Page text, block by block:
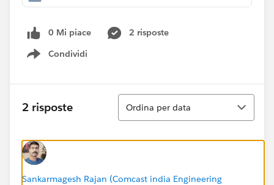
0 Mi piace
2 risposte
Condividi
Show menu
2 risposte
Ordina
Ordina per data
Sankarmagesh Rajan (Comcast india Engineering